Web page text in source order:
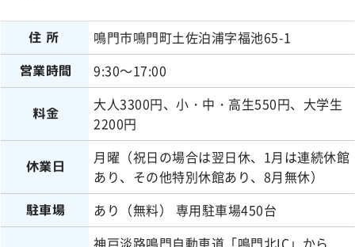
住所 鳴門市鳴門町土佐泊浦字福池65-1
営業時間 9:30～17:00
料金
大人3300円、小・中・高生550円、大学生
2200円
休業日
月曜（祝日の場合は翌日休、1月は連続休館
あり、その他特別休館あり、8月無休）
駐車場
あり（無料） 専用駐車場450台